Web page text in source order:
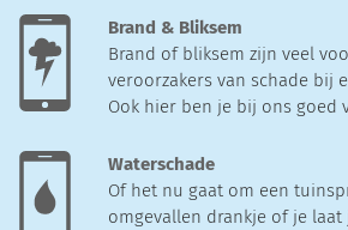
Brand & Bliksem
Brand of bliksem zijn veel
veroorzakers van schade bij
Ook hier ben je bij ons goed
Waterschade
Of het nu gaat om een
omgevallen drankje of je